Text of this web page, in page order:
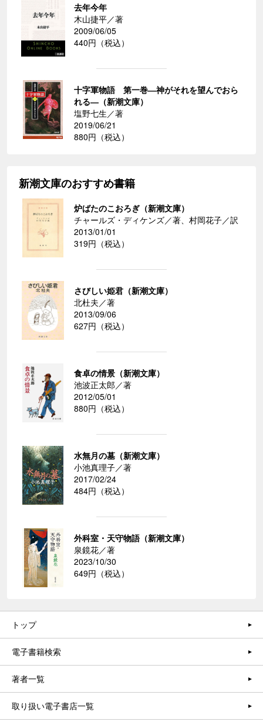
去年今年
木山捷平／著
2009/06/05
440円（税込）
十字軍物語 第一巻―神がそれを望んでおら
れる―（新潮文庫）
塩野七生／著
2019/06/21
880円（税込）
新潮文庫のおすすめ書籍
炉ばたのこおろぎ（新潮文庫）
チャールズ・ディケンズ／著、村岡花子／訳
2013/01/01
319円（税込）
さびしい姫君（新潮文庫）
北杜夫／著
2013/09/06
627円（税込）
食卓の情景（新潮文庫）
池波正太郎／著
2012/05/01
880円（税込）
水無月の墓（新潮文庫）
小池真理子／著
2017/02/24
484円（税込）
外科室・天守物語（新潮文庫）
泉鏡花／著
2023/10/30
649円（税込）
トップ
電子書籍検索
著者一覧
取り扱い電子書店一覧